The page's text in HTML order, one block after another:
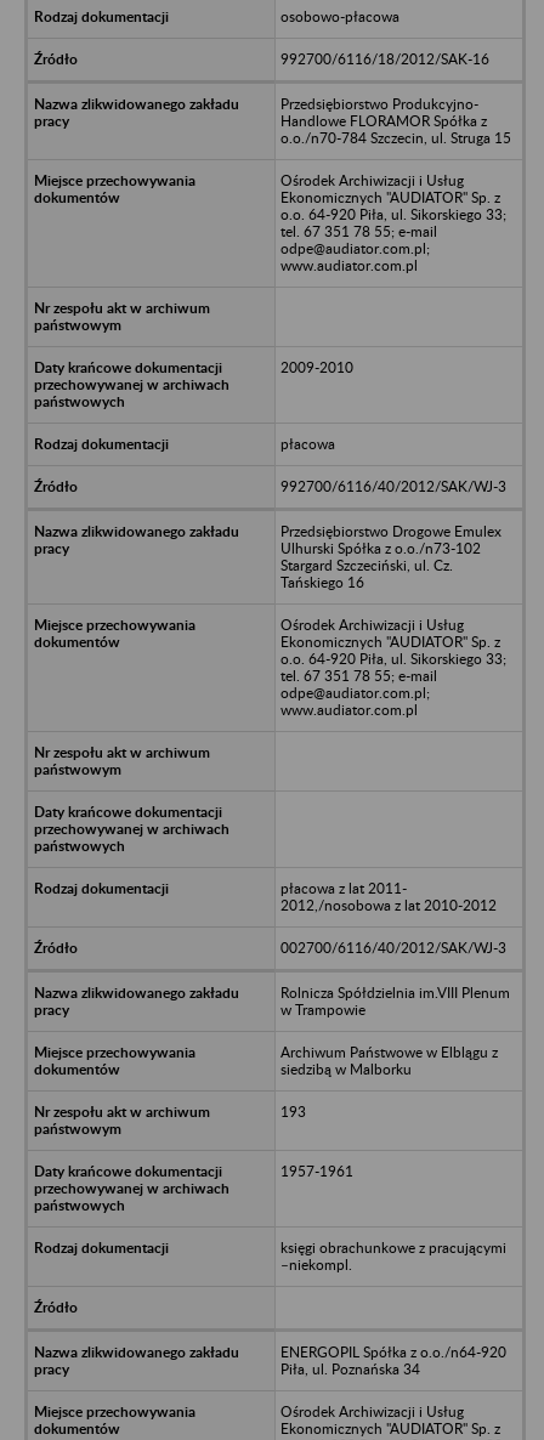
osobowo-płacowa
992700/6116/18/2012/SAK-16
Przedsiębiorstwo Produkcyjno-
Handlowe FLORAMOR Spółka z
o.o./n70-784 Szczecin, ul. Struga 15
Ośrodek Archiwizacji i Usług
Ekonomicznych "AUDIATOR" Sp. z
o.o. 64-920 Piła, ul. Sikorskiego 33;
tel. 67 351 78 55; e-mail
odpe@audiator.com.pl;
www.audiator.com.pl
2009-2010
płacowa
992700/6116/40/2012/SAK/WJ-3
Przedsiębiorstwo Drogowe Emulex
Ulhurski Spółka z o.o./n73-102
Stargard Szczeciński, ul. Cz.
Tańskiego 16
Ośrodek Archiwizacji i Usług
Ekonomicznych "AUDIATOR" Sp. z
o.o. 64-920 Piła, ul. Sikorskiego 33;
tel. 67 351 78 55; e-mail
odpe@audiator.com.pl;
www.audiator.com.pl
płacowa z lat 2011-
2012,/nosobowa z lat 2010-2012
002700/6116/40/2012/SAK/WJ-3
Rolnicza Spółdzielnia im.VIII Plenum
w Trampowie
Archiwum Państwowe w Elblągu z
siedzibą w Malborku
193
1957-1961
księgi obrachunkowe z pracującymi
–niekompl.
ENERGOPIL Spółka z o.o./n64-920
Piła, ul. Poznańska 34
Ośrodek Archiwizacji i Usług
Ekonomicznych "AUDIATOR" Sp. z